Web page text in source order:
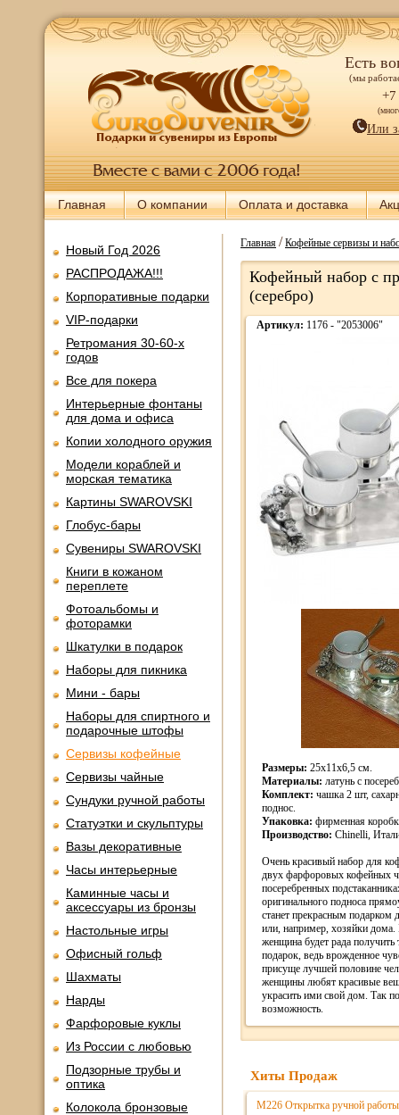
Есть
(мы
+7
Или
Главная О компании Оплата и доставка
Новый Год 2026
РАСПРОДАЖА!!!
Корпоративные подарки
VIP-подарки
Ретромания 30-60-х
годов
Все для покера
Интерьерные фонтаны
для дома и офиса
Копии холодного оружия
Модели кораблей и
морская тематика
Картины SWAROVSKI
Глобус-бары
Сувениры SWAROVSKI
Книги в кожаном
переплете
Фотоальбомы и
фоторамки
Шкатулки в подарок
Наборы для пикника
Мини - бары
Наборы для спиртного и
подарочные штофы
Сервизы кофейные
Сервизы чайные
Сундуки ручной работы
Статуэтки и скульптуры
Вазы декоративные
Часы интерьерные
Каминные часы и
аксессуары из бронзы
Настольные игры
Офисный гольф
Шахматы
Нарды
Фарфоровые куклы
Из России с любовью
Подзорные трубы и
оптика
Колокола бронзовые
Главная/Кофейные сервизы и
Кофейный набор с
(серебро)
Артикул: 1176 - "2053006"
Размеры: 25х11х6,5 см.
Материалы: латунь с
Комплект: чашка 2 шт,
поднос.
Упаковка: фирменная
Производство: Chinelli,
Очень красивый набор для
двух фарфоровых кофейных
посеребренных
оригинального подноса
станет прекрасным подарком
или, например, хозяйки
женщина будет рада получить
подарок, ведь врожденное
присуще лучшей половине
женщины любят красивые
украсить ими свой дом. Так
возможность.
Хиты Продаж
М226 Открытка ручной